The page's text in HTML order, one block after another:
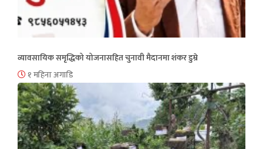
व्यावसायिक समृद्धिको योजनासहित चुनावी मैदानमा शंकर डुम्रे
१ महिना अगाडि